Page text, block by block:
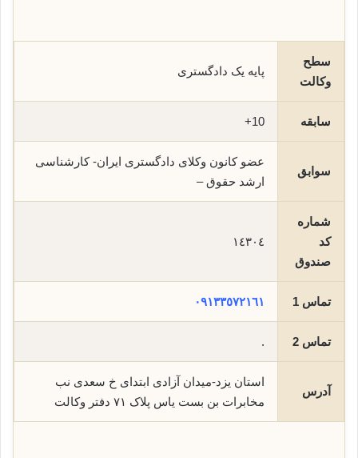
سطح
وکالت
پایه یک دادگستری
سابقه 10+
سوابق
عضو کانون وکلای دادگستری ایران- کارشناسی
ارشد حقوق –
شماره
کد
صندوق
١٤٣٠٤
تماس 1 ٠٩١٣٣٥٧٢١٦١
تماس 2 .
آدرس
استان یزد-میدان آزادی ابتدای خ سعدی نب
مخابرات بن بست یاس پلاک ٧١ دفتر وکالت